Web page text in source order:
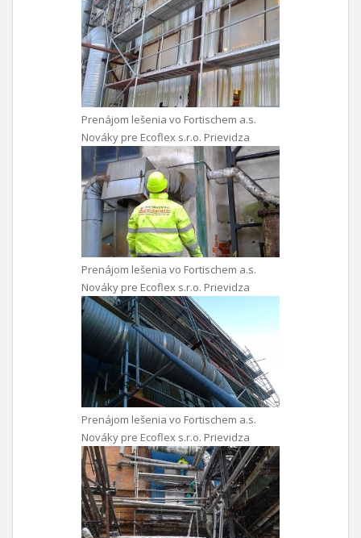
Prenájom lešenia vo Fortischem a.s.
Nováky pre Ecoflex s.r.o. Prievidza
Prenájom lešenia vo Fortischem a.s.
Nováky pre Ecoflex s.r.o. Prievidza
Prenájom lešenia vo Fortischem a.s.
Nováky pre Ecoflex s.r.o. Prievidza